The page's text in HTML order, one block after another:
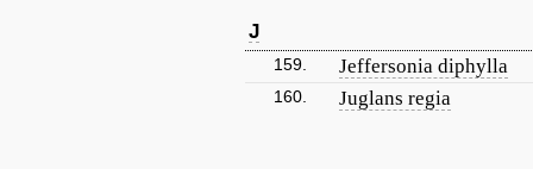
J
159. Jeffersonia diphylla
160. Juglans regia